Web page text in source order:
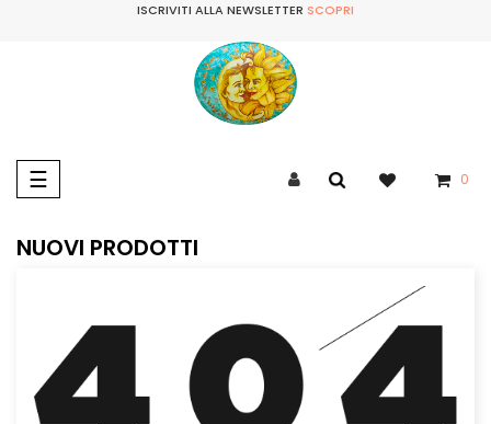
ISCRIVITI ALLA NEWSLETTER SCOPRI
navigazione
Toggle
☰ 0
NUOVI PRODOTTI